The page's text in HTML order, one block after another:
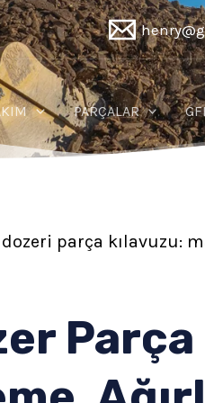
PARÇALAR
parça kılavuzu:
Parça